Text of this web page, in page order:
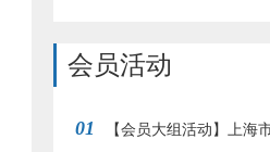
会员活动
01 【会员大组活动】上海